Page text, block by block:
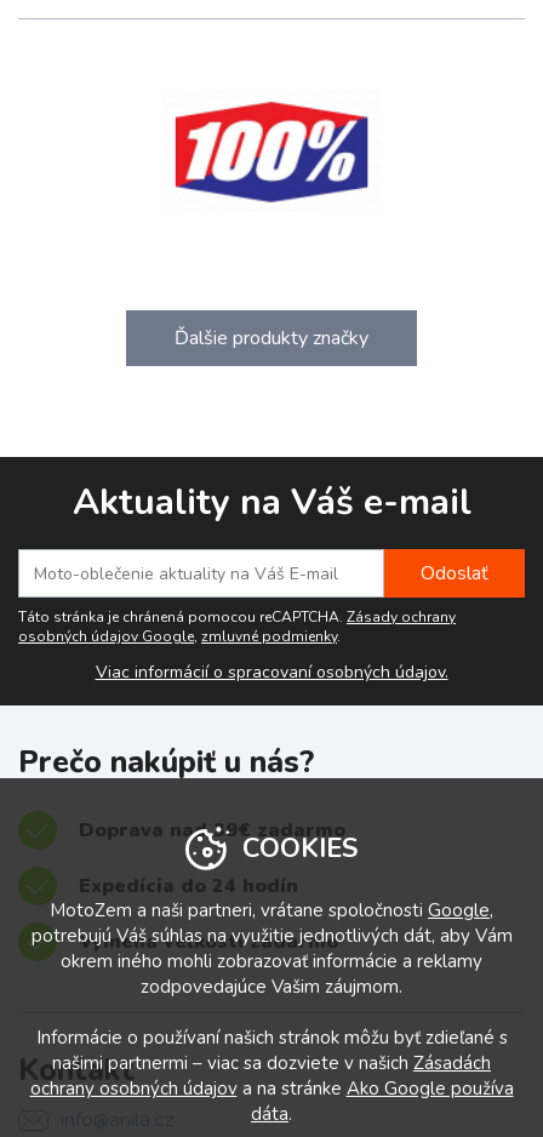
Ďalšie produkty značky
Aktuality na Váš e-mail
Táto stránka je chránená pomocou reCAPTCHA. Zásady ochrany
osobných údajov Google, zmluvné podmienky.
Viac informácií o spracovaní osobných údajov.
Prečo nakúpiť u nás?
Doprava nad 39€ zadarmo
Expedícia do 24 hodín
Výmena veľkostí zadarmo
Kontakt
COOKIES
MotoZem a naši partneri, vrátane spoločnosti Google,
potrebujú Váš súhlas na využitie jednotlivých dát, aby Vám
okrem iného mohli zobrazovať informácie a reklamy
zodpovedajúce Vašim záujmom.
Informácie o používaní našich stránok môžu byť zdieľané s
našimi partnermi – viac sa dozviete v našich Zásadách
ochrany osobných údajova na stránke Ako Google používa
dáta.